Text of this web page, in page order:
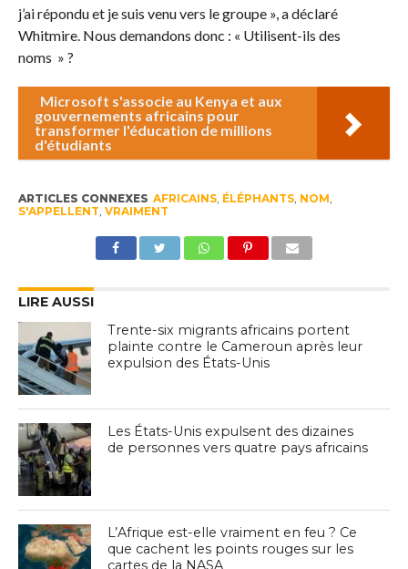
j’ai répondu et je suis venu vers le groupe », a déclaré
Whitmire. Nous demandons donc : « Utilisent-ils des
noms » ?
Microsoft s'associe au Kenya et aux
gouvernements africains pour
transformer l'éducation de millions
d'étudiants
ARTICLES CONNEXES AFRICAINS, ÉLÉPHANTS, NOM
S'APPELLENT VRAIMENT
LIRE AUSSI
Trente-six migrants africains portent
plainte contre le Cameroun après leur
expulsion des États-Unis
Les États-Unis expulsent des dizaines
de personnes vers quatre pays africains
L’Afrique est-elle vraiment en feu ? Ce
que cachent les points rouges sur les
cartes de la NASA